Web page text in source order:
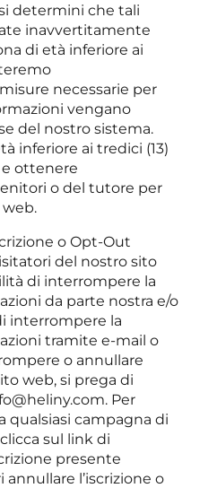
determini che tali
inavvertitamente
di età inferiore ai
necessarie per
vengano
del nostro sistema.
inferiore ai tredici (13)
ottenere
o del tutore per
o Opt-Out
del nostro sito
di interrompere la
da parte nostra e/o
interrompere la
tramite e-mail o
o annullare
web, si prega di
Per
qualsiasi campagna di
sul link di
presente
annullare l’iscrizione o